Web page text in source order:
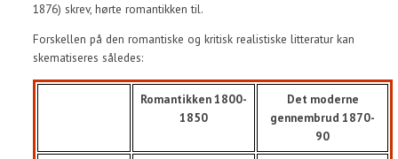
1876) skrev, hørte romantikken til.
Forskellen på den romantiske og kritisk realistiske litteratur kan
skematiseres således:
Romantikken 1800-
1850
Det moderne
gennembrud 1870-
90